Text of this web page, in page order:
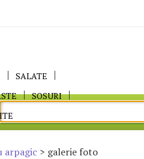
SALATE
SOSURI
arpagic > galerie foto